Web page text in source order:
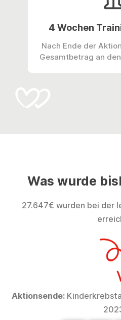
4 Wochen
Nach Ende der
Gesamtbetrag an
Was wurde
27.647€ wurden bei der
Aktionsende: